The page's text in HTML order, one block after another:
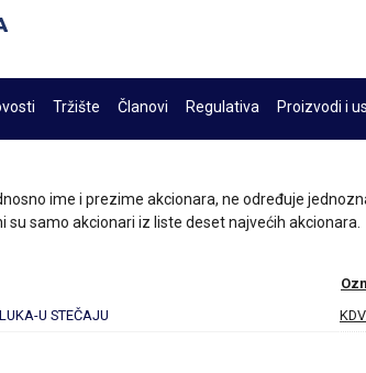
Tržište Članovi Regulativa Proizvodi i
ime i prezime akcionara, ne određuje
su samo akcionari iz liste deset najvećih akcionara.
U STEČAJU